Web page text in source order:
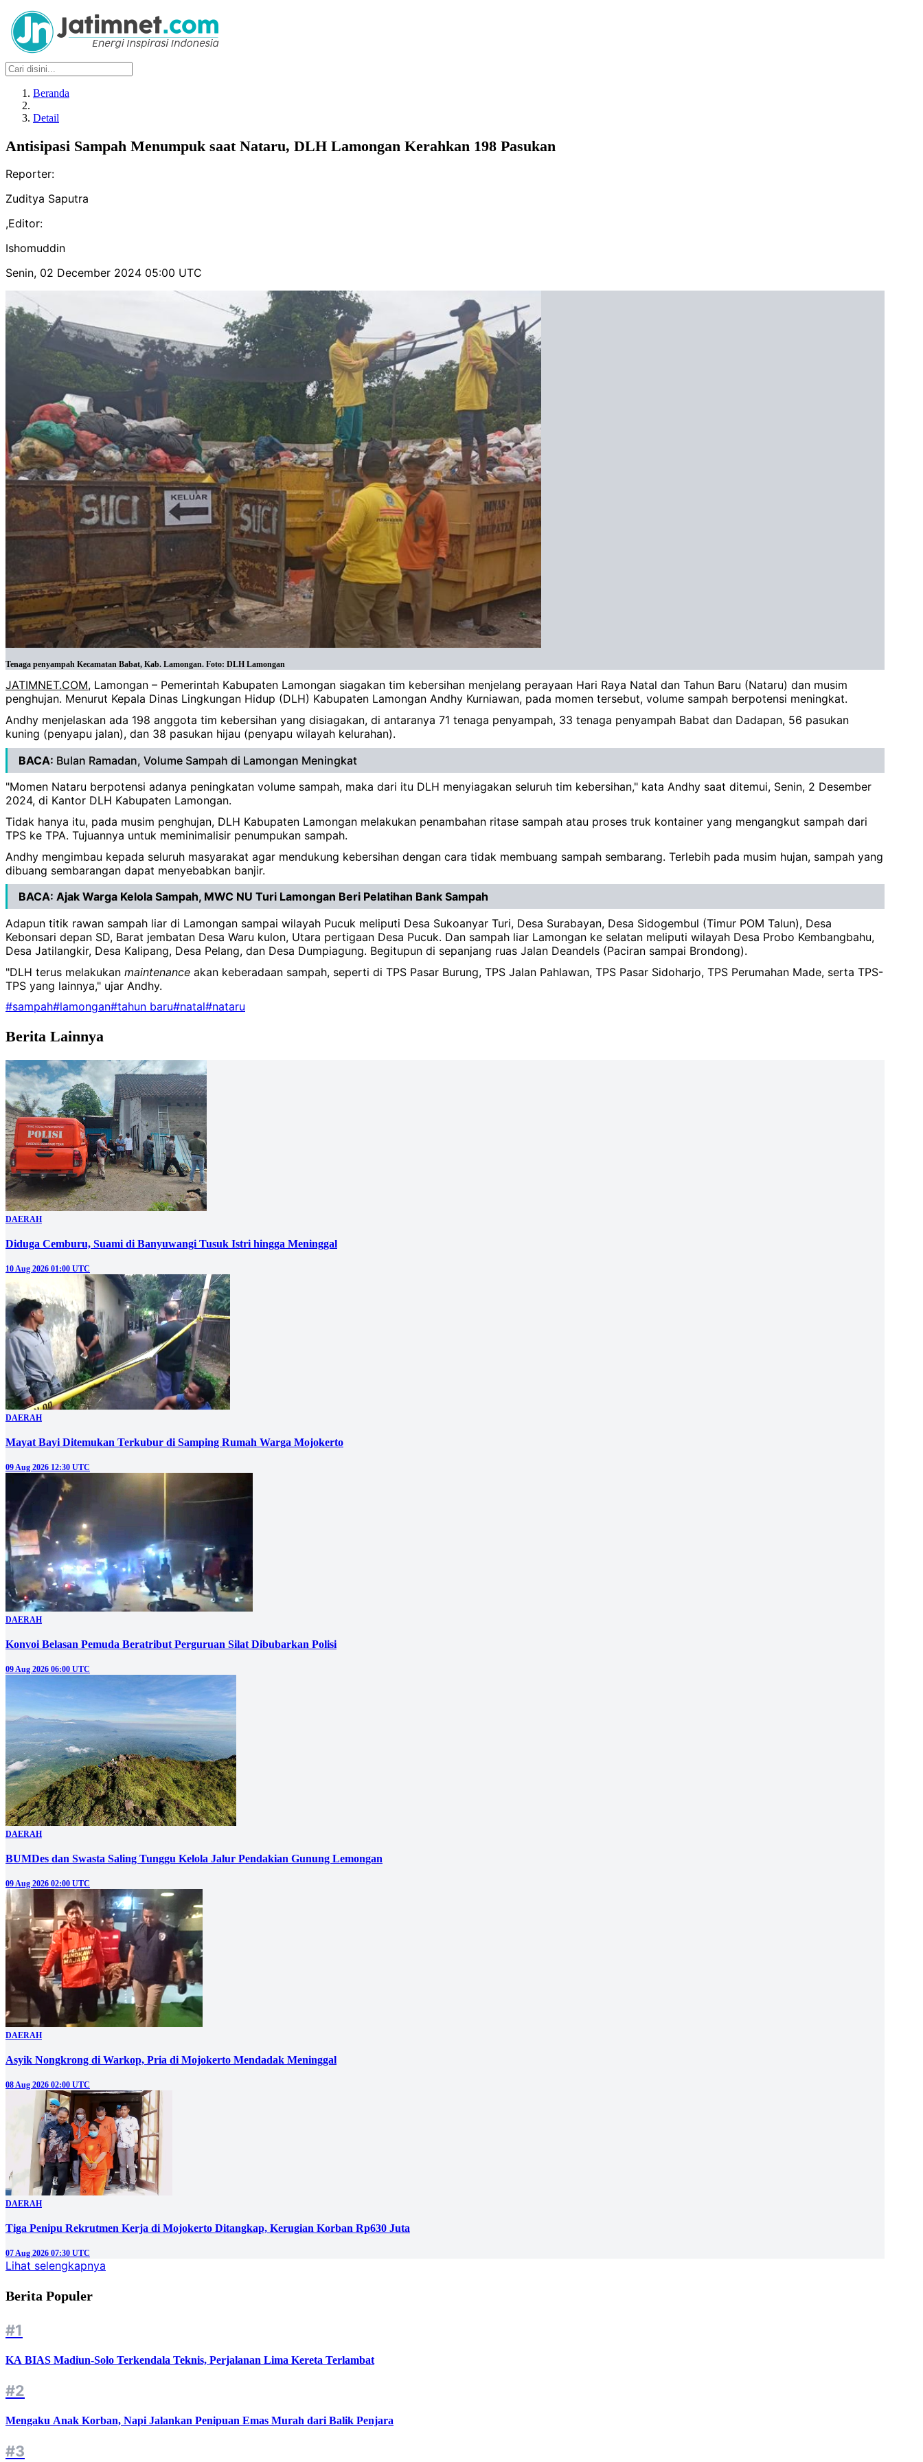
Beranda
Detail
Antisipasi Sampah Menumpuk saat Nataru, DLH Lamongan Kerahkan 198 Pasukan
Reporter:
Zuditya Saputra
,Editor:
Ishomuddin
Senin, 02 December 2024 05:00 UTC
Tenaga penyampah Kecamatan Babat, Kab. Lamongan. Foto: DLH Lamongan
JATIMNET.COM, Lamongan – Pemerintah Kabupaten Lamongan siagakan tim kebersihan menjelang perayaan Hari Raya Natal dan Tahun Baru (Nataru) dan musim
penghujan. Menurut Kepala Dinas Lingkungan Hidup (DLH) Kabupaten Lamongan Andhy Kurniawan, pada momen tersebut, volume sampah berpotensi meningkat.
Andhy menjelaskan ada 198 anggota tim kebersihan yang disiagakan, di antaranya 71 tenaga penyampah, 33 tenaga penyampah Babat dan Dadapan, 56 pasukan
kuning (penyapu jalan), dan 38 pasukan hijau (penyapu wilayah kelurahan).
BACA: Bulan Ramadan, Volume Sampah di Lamongan Meningkat
"Momen Nataru berpotensi adanya peningkatan volume sampah, maka dari itu DLH menyiagakan seluruh tim kebersihan," kata Andhy saat ditemui, Senin, 2 Desember
2024, di Kantor DLH Kabupaten Lamongan.
Tidak hanya itu, pada musim penghujan, DLH Kabupaten Lamongan melakukan penambahan ritase sampah atau proses truk kontainer yang mengangkut sampah dari
TPS ke TPA. Tujuannya untuk meminimalisir penumpukan sampah.
Andhy mengimbau kepada seluruh masyarakat agar mendukung kebersihan dengan cara tidak membuang sampah sembarang. Terlebih pada musim hujan, sampah yang
dibuang sembarangan dapat menyebabkan banjir.
BACA: Ajak Warga Kelola Sampah, MWC NU Turi Lamongan Beri Pelatihan Bank Sampah
Adapun titik rawan sampah liar di Lamongan sampai wilayah Pucuk meliputi Desa Sukoanyar Turi, Desa Surabayan, Desa Sidogembul (Timur POM Talun), Desa
Kebonsari depan SD, Barat jembatan Desa Waru kulon, Utara pertigaan Desa Pucuk. Dan sampah liar Lamongan ke selatan meliputi wilayah Desa Probo Kembangbahu,
Desa Jatilangkir, Desa Kalipang, Desa Pelang, dan Desa Dumpiagung. Begitupun di sepanjang ruas Jalan Deandels (Paciran sampai Brondong).
"DLH terus melakukan maintenance akan keberadaan sampah, seperti di TPS Pasar Burung, TPS Jalan Pahlawan, TPS Pasar Sidoharjo, TPS Perumahan Made, serta TPS-
TPS yang lainnya," ujar Andhy.
#sampah#lamongan#tahun baru#natal#nataru
Berita Lainnya
DAERAH
Diduga Cemburu, Suami di Banyuwangi Tusuk Istri hingga Meninggal
10 Aug 2026 01:00 UTC
DAERAH
Mayat Bayi Ditemukan Terkubur di Samping Rumah Warga Mojokerto
09 Aug 2026 12:30 UTC
DAERAH
Konvoi Belasan Pemuda Beratribut Perguruan Silat Dibubarkan Polisi
09 Aug 2026 06:00 UTC
DAERAH
BUMDes dan Swasta Saling Tunggu Kelola Jalur Pendakian Gunung Lemongan
09 Aug 2026 02:00 UTC
DAERAH
Asyik Nongkrong di Warkop, Pria di Mojokerto Mendadak Meninggal
08 Aug 2026 02:00 UTC
DAERAH
Tiga Penipu Rekrutmen Kerja di Mojokerto Ditangkap, Kerugian Korban Rp630 Juta
07 Aug 2026 07:30 UTC
Lihat selengkapnya
Berita Populer
#1
KA BIAS Madiun-Solo Terkendala Teknis, Perjalanan Lima Kereta Terlambat
#2
Mengaku Anak Korban, Napi Jalankan Penipuan Emas Murah dari Balik Penjara
#3